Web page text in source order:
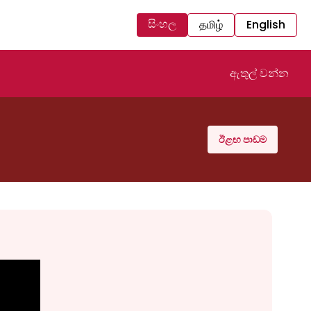
සිංහල தமிழ் English
ඇතුල් වන්න
ඊළඟ පාඩම